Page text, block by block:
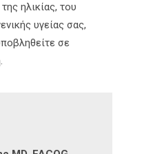
ηλικίας, του
υγείας σας,
σε